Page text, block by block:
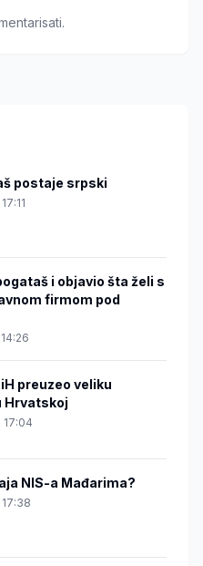
postaje srpski
i objavio šta želi s
firmom pod
preuzeo veliku
Hrvatskoj
17:04
NIS-a Mađarima?